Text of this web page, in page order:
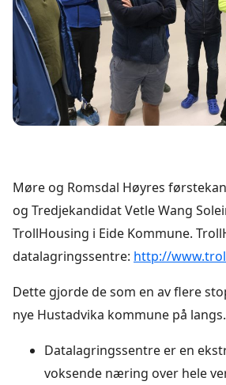
Møre og Romsdal Høyres
og Tredjekandidat Vetle Wang
TrollHousing i Eide Kommune.
datalagringssentre: http://
Dette gjorde de som en av flere
nye Hustadvika kommune på langs.
Datalagringssentre er en
voksende næring over hele